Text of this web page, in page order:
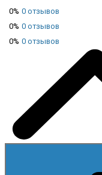
0% 0 отзывов
0% 0 отзывов
0% 0 отзывов